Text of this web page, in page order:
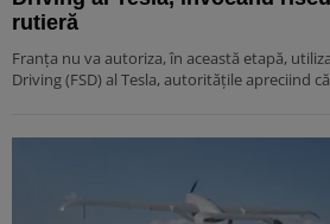
rutieră
Franța nu va autoriza, în această etapă,
Driving (FSD) al Tesla, autoritățile apreciind